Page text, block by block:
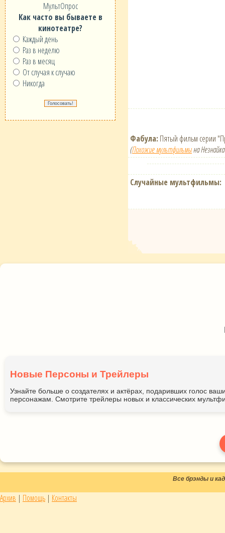
МультОпрос
Как часто вы бываете в
кинотеатре?
Каждый день
Раз в неделю
Раз в месяц
От случая к случаю
Никогда
Фабула: Пятый фильм серии
(Похожие мультфильмына
Случайные мультфильмы:
Новые Персоны и Трейлеры
Узнайте больше о создателях и актёрах, подаривших голос
персонажам. Смотрите трейлеры новых и классических
Все брэнды и
Архив | Помощь | Контакты